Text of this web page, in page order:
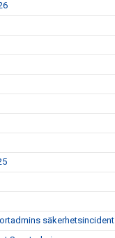
säkerhetsincident